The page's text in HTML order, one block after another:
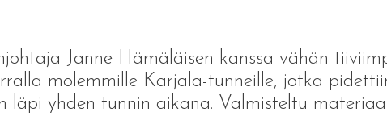
Janne Hämäläisen kanssa vähän
molemmille Karjala-tunneille, jotka
läpi yhden tunnin aikana. Valmisteltu